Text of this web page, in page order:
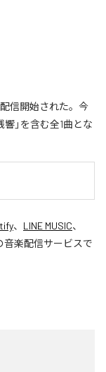
信開始された。今
」を含む全1曲とな
、 LINE MUSIC、
音楽配信サービスで